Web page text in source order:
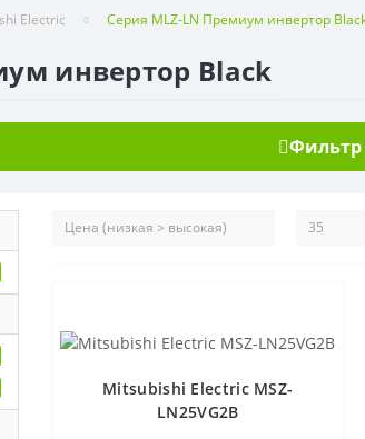
Electric Серия MLZ-LN Премиум инвертор
инвертор Black
Фильтр
Mitsubishi Electric MSZ-
LN25VG2B